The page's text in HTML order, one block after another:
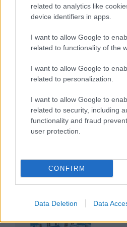
related to analytics like
device identifiers in apps.
I want to allow Google to
related to functionality of the
I want to allow Google to
related to personalization.
I want to allow Google to
related to security, including
functionality and fraud
user protection.
CONFIRM
Data Deletion Data
A közlekedés mérföldkövei
A világ legveszélyesebb
Közép-Mediterrán útvonal,
Indiai-óceáni út